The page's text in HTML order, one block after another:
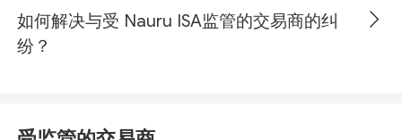
如何解决与受 Nauru ISA监管的交易商的纠
纷？